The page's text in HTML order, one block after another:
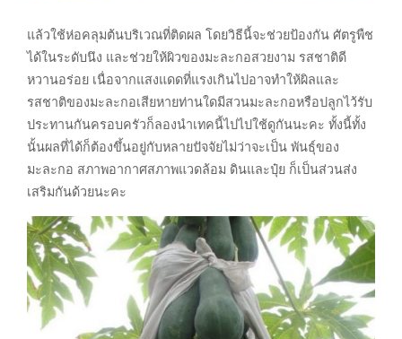
แล้วใช้ห่อคลุมต้นบริเวณที่ติดผล โดยวิธีนี้จะช่วยป้องกัน ศัตรูพืช
ได้ในระดับนึง และช่วยให้ผิวของมะละกอสวยงาม รสชาติดี
หวานอร่อย เนื่อจากแสงแดดที่แรงเกินไปอาจทำให้ผิลและ
รสชาติของมะละกอเสียหายท่านใดมีสวนมะละกอหรือปลูกไว้รับ
ประทานกันครอบครัวก็ลองนำเทคนี้ไปไปใช้ดูกันนะคะ ทั้งนี้ทั้ง
นั้นผลที่ได้ก็ต้องขึ้นอยู่กับหลายปัจจัยไม่ว่าจะเป็น พันธุ์ของ
มะละกอ สภาพอากาศสภาพแวดล้อม ดินและปุ๋ย ก็เป็นส่วนส่ง
เสริมกันด้วยนะคะ